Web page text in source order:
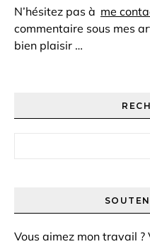
N’hésitez pas à me
commentaire sous mes
bien plaisir …
Vous aimez mon travail ?